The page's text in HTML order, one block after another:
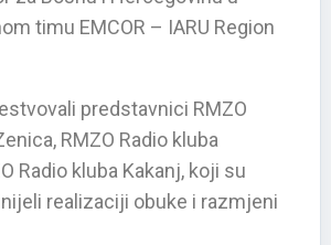
timu EMCOR – IARU Region
predstavnici RMZO
RMZO Radio kluba
Radio kluba Kakanj, koji su
realizaciji obuke i razmjeni